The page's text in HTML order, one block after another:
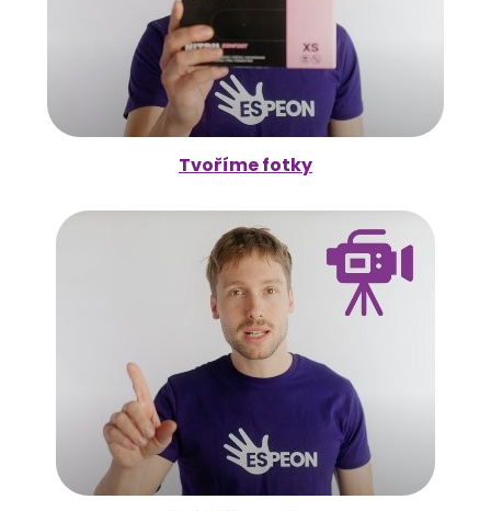
Tvoříme fotky